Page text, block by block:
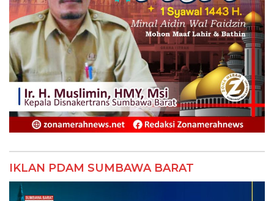
IKLAN PDAM SUMBAWA BARAT